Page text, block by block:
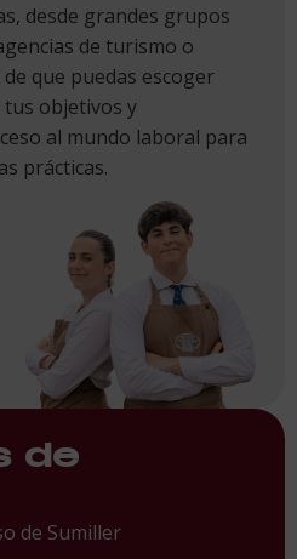
desde grandes grupos
de turismo o
que puedas escoger
tus objetivos y
al mundo laboral para
prácticas.
de
de Sumiller